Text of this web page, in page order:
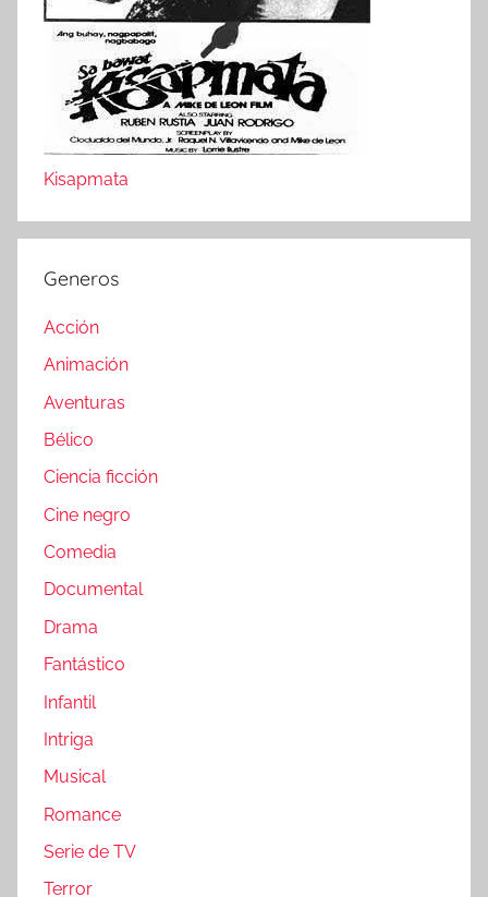
Kisapmata
Generos
Acción
Animación
Aventuras
Bélico
Ciencia ficción
Cine negro
Comedia
Documental
Drama
Fantástico
Infantil
Intriga
Musical
Romance
Serie de TV
Terror